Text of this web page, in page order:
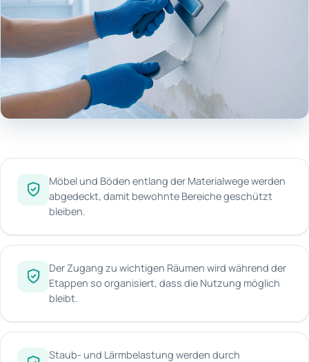
Möbel und Böden entlang der Materialwege werden
abgedeckt, damit bewohnte Bereiche geschützt
bleiben.
Der Zugang zu wichtigen Räumen wird während der
Etappen so organisiert, dass die Nutzung möglich
bleibt.
Staub- und Lärmbelastung werden durch